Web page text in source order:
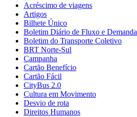
Acréscimo de viagens
Artigos
Bilhete Único
Boletim Diário de Fluxo e Demanda
Boletim do Transporte Coletivo
BRT Norte-Sul
Campanha
Cartão Benefício
Cartão Fácil
CityBus 2.0
Cultura em Movimento
Desvio de rota
Direitos Humanos